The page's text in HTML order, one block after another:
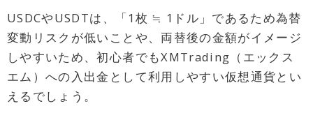
USDCやUSDTは、「1枚 ≒ 1ドル」であるため為替
変動リスクが低いことや、両替後の金額がイメージ
しやすいため、初心者でもXMTrading（エックス
エム）への入出金として利用しやすい仮想通貨とい
えるでしょう。